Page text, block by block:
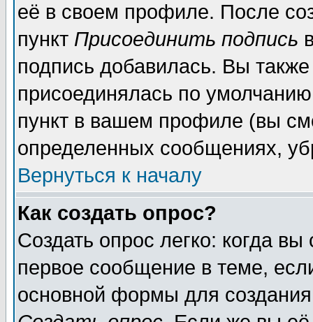
её в своем профиле. После
пункт Присоединить подпись
подпись добавилась. Вы
присоединялась по
пункт в вашем профиле (вы
определенных сообщениях,
Вернуться к началу
Как создать опрос?
Создать опрос легко: когда
первое сообщение в теме,
основной формы для